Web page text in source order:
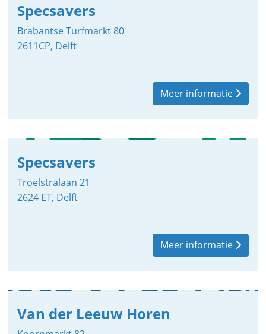
Specsavers
Brabantse Turfmarkt 80
2611CP, Delft
Meer informatie
Specsavers
Troelstralaan 21
2624 ET, Delft
Meer informatie
Van der Leeuw Horen